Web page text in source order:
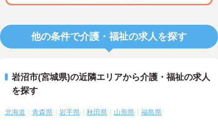
他の条件で介護・福祉の求人を探す
岩沼市(宮城県)の近隣エリアから介護・福祉の求人
を探す
北海道 青森県 岩手県 秋田県 山形県 福島県